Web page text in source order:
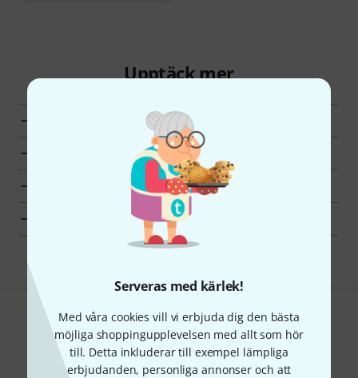
Serveras med kärlek!
Med våra cookies vill vi erbjuda dig den bästa
möjliga shoppingupplevelsen med allt som hör
till. Detta inkluderar till exempel lämpliga
erbjudanden, personliga annonser och att
Upptäck mer
Alla Mikrofoner för toms
Gillar du vad du ser?
Dela Hjälp & Feedback